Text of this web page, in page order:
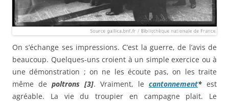
On s’échange ses im­pressions. C’est la guerre, de l’avis de
beaucoup. Quelques-uns croient à un simple exercice ou à
une démonstration ; on ne les écoute pas, on les traite
même de poltrons [3]. Vraiment, le cantonnement* est
agréable. La vie du troupier en campagne plait. Le